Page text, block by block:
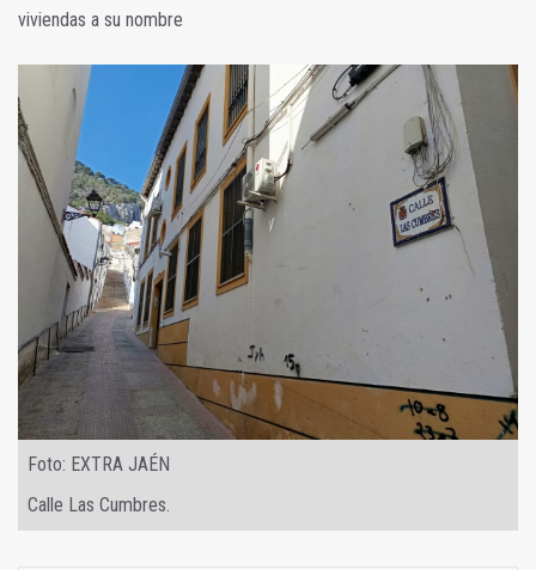
viviendas a su nombre
Foto: EXTRA JAÉN
Calle Las Cumbres.